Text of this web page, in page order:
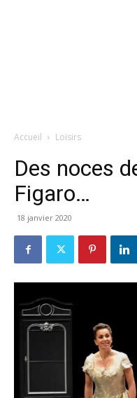
Accueil Loisirs
Des noces
Figaro…
18 janvier 2020